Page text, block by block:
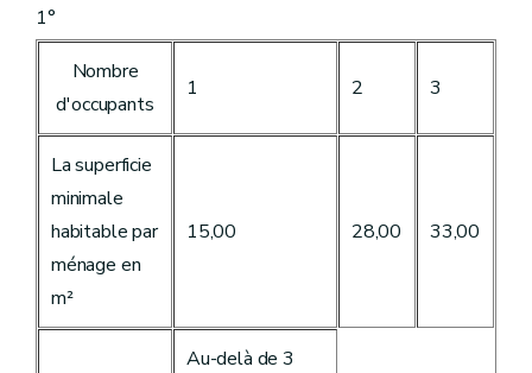
1°
Nombre
d'occupants
1 2 3
La superficie
minimale
habitable par
ménage en
m²
15,00 28,00 33,00
Au-delà de 3